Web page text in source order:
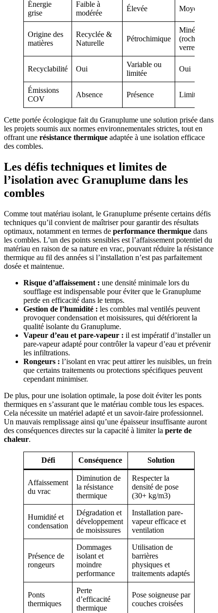
Énergie
grise
Faible à
modérée
Élevée Moyenne
Origine des
matières
Recyclée &
Naturelle
Pétrochimique
Minérale
(roche,
verre)
Recyclabilité Oui
Variable ou
limitée
Oui
Émissions
COV
Absence Présence Limitée
Cette portée écologique fait du Granuplume une solution prisée dans
les projets soumis aux normes environnementales strictes, tout en
offrant une résistance thermique adaptée à une isolation efficace
des combles.
Les défis techniques et limites de
l’isolation avec Granuplume dans les
combles
Comme tout matériau isolant, le Granuplume présente certains défis
techniques qu’il convient de maîtriser pour garantir des résultats
optimaux, notamment en termes de performance thermique dans
les combles. L’un des points sensibles est l’affaissement potentiel du
matériau en raison de sa nature en vrac, pouvant réduire la résistance
thermique au fil des années si l’installation n’est pas parfaitement
dosée et maintenue.
Risque d’affaissement : une densité minimale lors du
soufflage est indispensable pour éviter que le Granuplume
perde en efficacité dans le temps.
Gestion de l’humidité : les combles mal ventilés peuvent
provoquer condensation et moisissures, qui détériorent la
qualité isolante du Granuplume.
Vapeur d’eau et pare-vapeur : il est impératif d’installer un
pare-vapeur adapté pour contrôler la vapeur d’eau et prévenir
les infiltrations.
Rongeurs : l’isolant en vrac peut attirer les nuisibles, un frein
que certains traitements ou protections spécifiques peuvent
cependant minimiser.
De plus, pour une isolation optimale, la pose doit éviter les ponts
thermiques en s’assurant que le matériau comble tous les espaces.
Cela nécessite un matériel adapté et un savoir-faire professionnel.
Un mauvais remplissage ainsi qu’une épaisseur insuffisante auront
des conséquences directes sur la capacité à limiter la perte de
chaleur.
Défi Conséquence Solution
Affaissement
du vrac
Diminution de
la résistance
thermique
Respecter la
densité de pose
(30+ kg/m3)
Humidité et
condensation
Dégradation et
développement
de moisissures
Installation pare-
vapeur efficace et
ventilation
Présence de
rongeurs
Dommages
isolant et
moindre
performance
Utilisation de
barrières
physiques et
traitements adaptés
Ponts
thermiques
Perte
d’efficacité
thermique
Pose soigneuse par
couches croisées